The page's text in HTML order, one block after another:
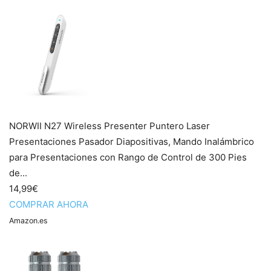
NORWII N27 Wireless Presenter Puntero Laser
Presentaciones Pasador Diapositivas, Mando Inalámbrico
para Presentaciones con Rango de Control de 300 Pies
de...
14,99€
COMPRAR AHORA
Amazon.es